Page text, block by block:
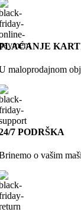
maloprodajnom
7 PODRŠKA
o vašim